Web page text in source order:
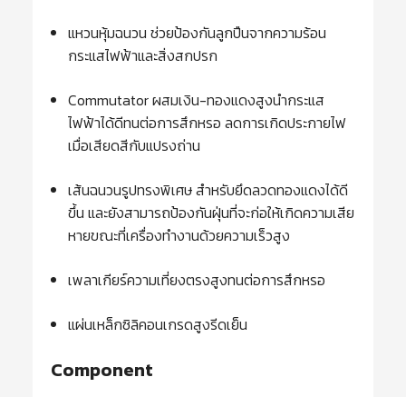
แหวนหุ้มฉนวน ช่วยป้องกันลูกปืนจากความร้อน
กระแสไฟฟ้าและสิ่งสกปรก
Commutator ผสมเงิน-ทองแดงสูงนำกระแส
ไฟฟ้าได้ดีทนต่อการสึกหรอ ลดการเกิดประกายไฟ
เมื่อเสียดสีกับแปรงถ่าน
เส้นฉนวนรูปทรงพิเศษ สำหรับยึดลวดทองแดงได้ดี
ขึ้น และยังสามารถป้องกันฝุ่นที่จะก่อให้เกิดความเสีย
หายขณะที่เครื่องทำงานด้วยความเร็วสูง
เพลาเกียร์ความเที่ยงตรงสูงทนต่อการสึกหรอ
แผ่นเหล็กซิลิคอนเกรดสูงรีดเย็น
Component